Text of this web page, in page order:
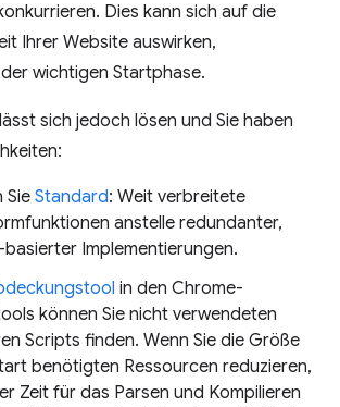
Dies kann sich auf die
Ihrer Website auswirken,
wichtigen Startphase.
sich jedoch lösen und Sie haben
Sie Standard: Weit verbreitete
anstelle redundanter,
Implementierungen.
in den Chrome-
können Sie nicht verwendeten
Scripts finden. Wenn Sie die Größe
benötigten Ressourcen reduzieren,
Zeit für das Parsen und Kompilieren